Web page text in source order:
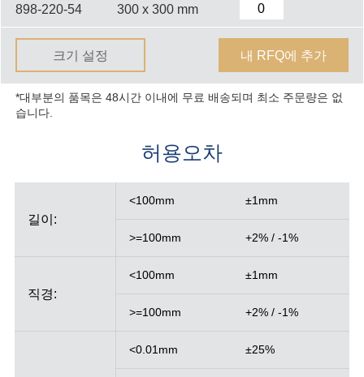
898-220-54 300 x 300 mm
크기 설정 내 RFQ에 추가
*대부분의 품목은 48시간 이내에 무료 배송되며 최소 주문량은 없
습니다.
허용오차
길이:
<100mm ±1mm
>=100mm +2% / -1%
직경:
<100mm ±1mm
>=100mm +2% / -1%
<0.01mm ±25%